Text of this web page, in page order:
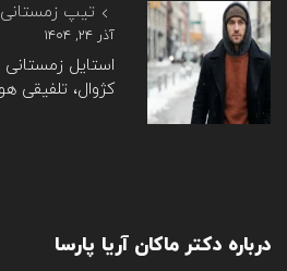
تیپ زمستانی
آذر ۲۴, ۱۴۰۴
استایل زمستانی
کژوال، تلفیقی
درباره دکتر ماکان آریا پارسا